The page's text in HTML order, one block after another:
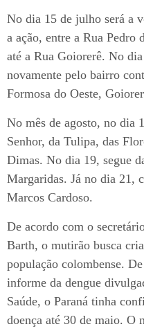
No dia 15 de julho será a
a ação, entre a Rua
até a Rua Goiorerê. No
novamente pelo bairro
Formosa do Oeste,
No mês de agosto, no dia
Senhor, da Tulipa, das
Dimas. No dia 19, segue
Margaridas. Já no dia 21,
Marcos Cardoso.
De acordo com o
Barth, o mutirão busca
população colombense.
informe da dengue
Saúde, o Paraná tinha
doença até 30 de maio. O